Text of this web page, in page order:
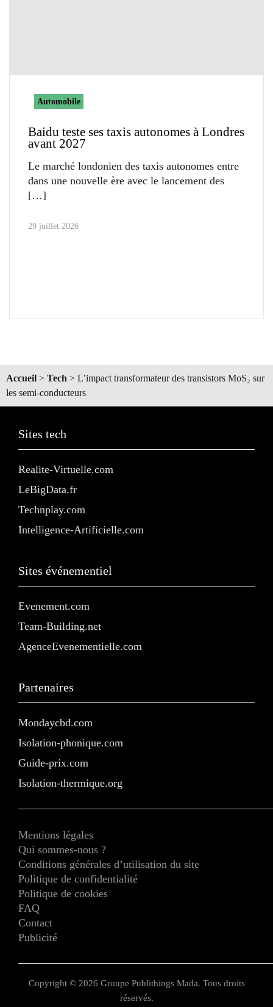
Automobile
Baidu teste ses taxis autonomes à Londres
avant 2027
Le marché londonien des taxis autonomes entre
dans une nouvelle ère avec le lancement des
29 juillet 2026
Accueil > Tech > L’impact transformateur des transistors MoS₂ sur
les semi-conducteurs
Sites tech
Realite-Virtuelle.com
LeBigData.fr
Technplay.com
Intelligence-Artificielle.com
Sites événementiel
Evenement.com
Team-Building.net
AgenceEvenementielle.com
Partenaires
Mondaycbd.com
Isolation-phonique.com
Guide-prix.com
Isolation-thermique.org
Mentions légales
Qui sommes-nous ?
Conditions générales d’utilisation du site
Politique de confidentialité
Politique de cookies
FAQ
Contact
Publicité
Copyright © 2026 Groupe Publithings Mada. Tous droits
réservés.